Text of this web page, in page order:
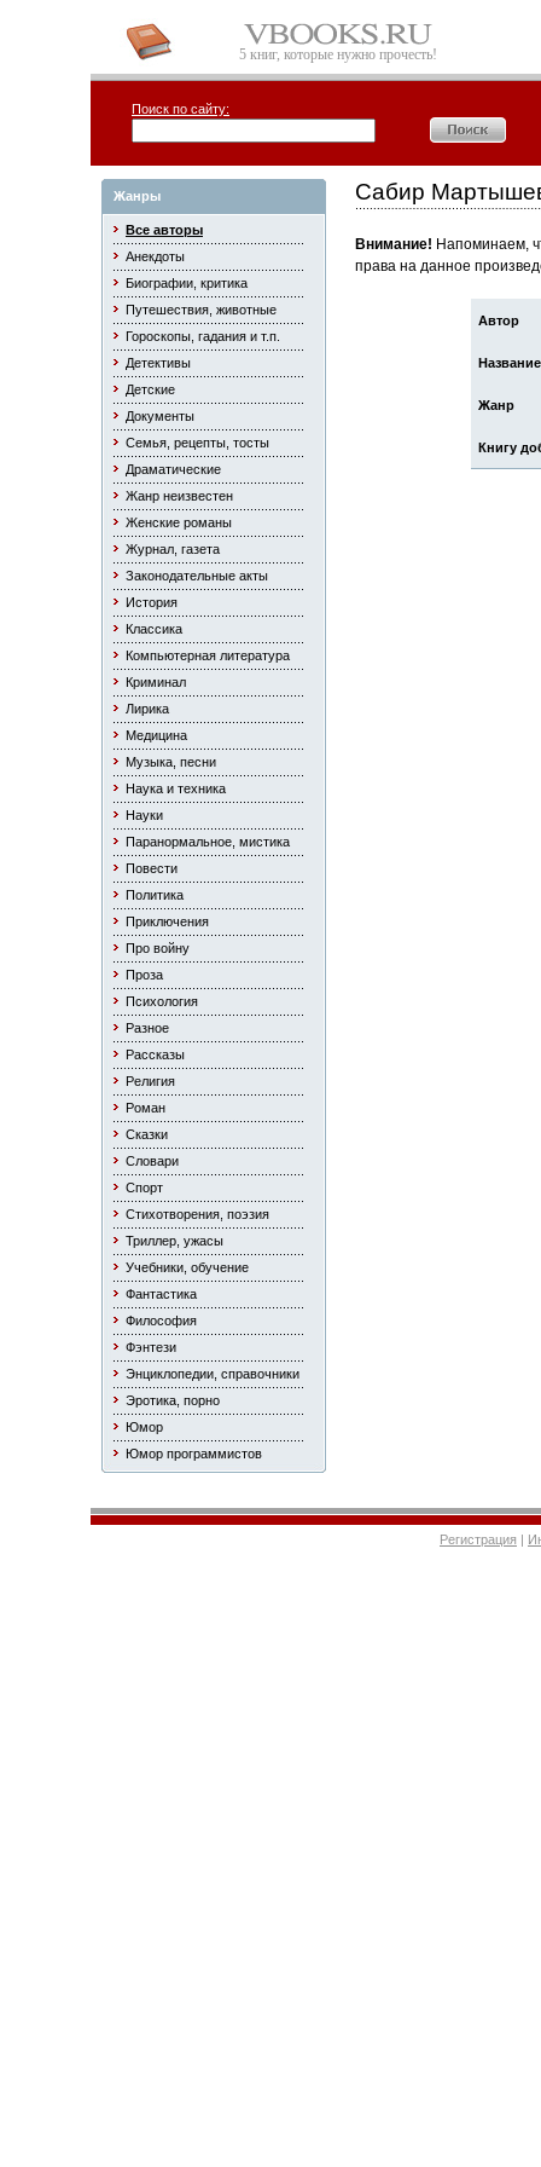
5 книг, которые нужно прочесть!
Поиск по сайту:
Жанры
Все авторы
Анекдоты
Биографии, критика
Путешествия, животные
Гороскопы, гадания и т.п.
Детективы
Детские
Документы
Семья, рецепты, тосты
Драматические
Жанр неизвестен
Женские романы
Журнал, газета
Законодательные акты
История
Классика
Компьютерная литература
Криминал
Лирика
Медицина
Музыка, песни
Наука и техника
Науки
Паранормальное, мистика
Повести
Политика
Приключения
Про войну
Проза
Психология
Разное
Рассказы
Религия
Роман
Сказки
Словари
Спорт
Стихотворения, поэзия
Триллер, ужасы
Учебники, обучение
Фантастика
Философия
Фэнтези
Энциклопедии, справочники
Эротика, порно
Юмор
Юмор программистов
Сабир
Внимание! Напоминаем,
права на данное
Автор
Название
Жанр
Книгу
Регистрация |